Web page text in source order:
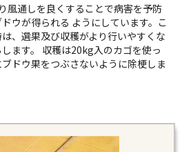
風通しを良くすることで病害を予防
ウが得られる ようにしています。こ
、選果及び収穫がより行いやすくな
ます。 収穫は20kg入のカゴを使っ
ドウ果をつぶさないように除梗しま